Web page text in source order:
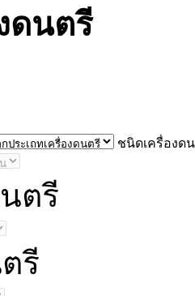
ดนตรี
ชนิดเครื่องด
ตรี
รี